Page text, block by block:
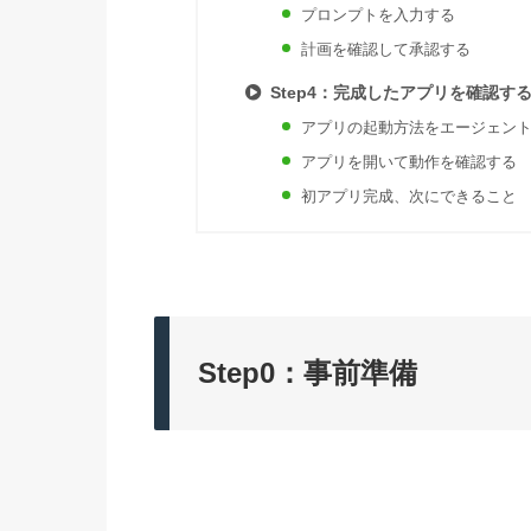
プロンプトを入力する
計画を確認して承認する
Step4：完成したアプリを確認する
アプリの起動方法をエージェント
アプリを開いて動作を確認する
初アプリ完成、次にできること
Step0：事前準備